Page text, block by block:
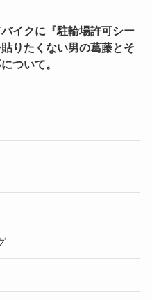
バイクに『駐輪場許可シー
りたくない男の葛藤とそ
ついて。